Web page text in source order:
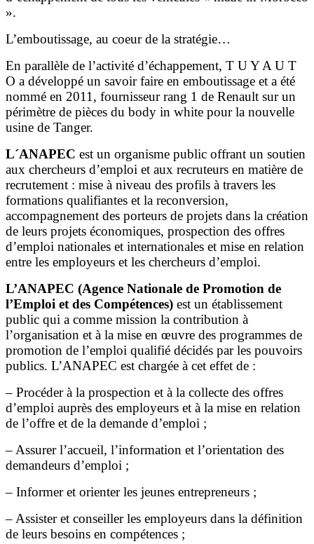
».
L’emboutissage, au coeur de la stratégie…
En parallèle de l’activité d’échappement, T U Y A U T
O a développé un savoir faire en emboutissage et a été
nommé en 2011, fournisseur rang 1 de Renault sur un
périmètre de pièces du body in white pour la nouvelle
usine de Tanger.
L´ANAPEC est un organisme public offrant un soutien
aux chercheurs d’emploi et aux recruteurs en matière de
recrutement : mise à niveau des profils à travers les
formations qualifiantes et la reconversion,
accompagnement des porteurs de projets dans la création
de leurs projets économiques, prospection des offres
d’emploi nationales et internationales et mise en relation
entre les employeurs et les chercheurs d’emploi.
L’ANAPEC (Agence Nationale de Promotion de
l’Emploi et des Compétences) est un établissement
public qui a comme mission la contribution à
l’organisation et à la mise en œuvre des programmes de
promotion de l’emploi qualifié décidés par les pouvoirs
publics. L’ANAPEC est chargée à cet effet de :
– Procéder à la prospection et à la collecte des offres
d’emploi auprès des employeurs et à la mise en relation
de l’offre et de la demande d’emploi ;
– Assurer l’accueil, l’information et l’orientation des
demandeurs d’emploi ;
– Informer et orienter les jeunes entrepreneurs ;
– Assister et conseiller les employeurs dans la définition
de leurs besoins en compétences ;